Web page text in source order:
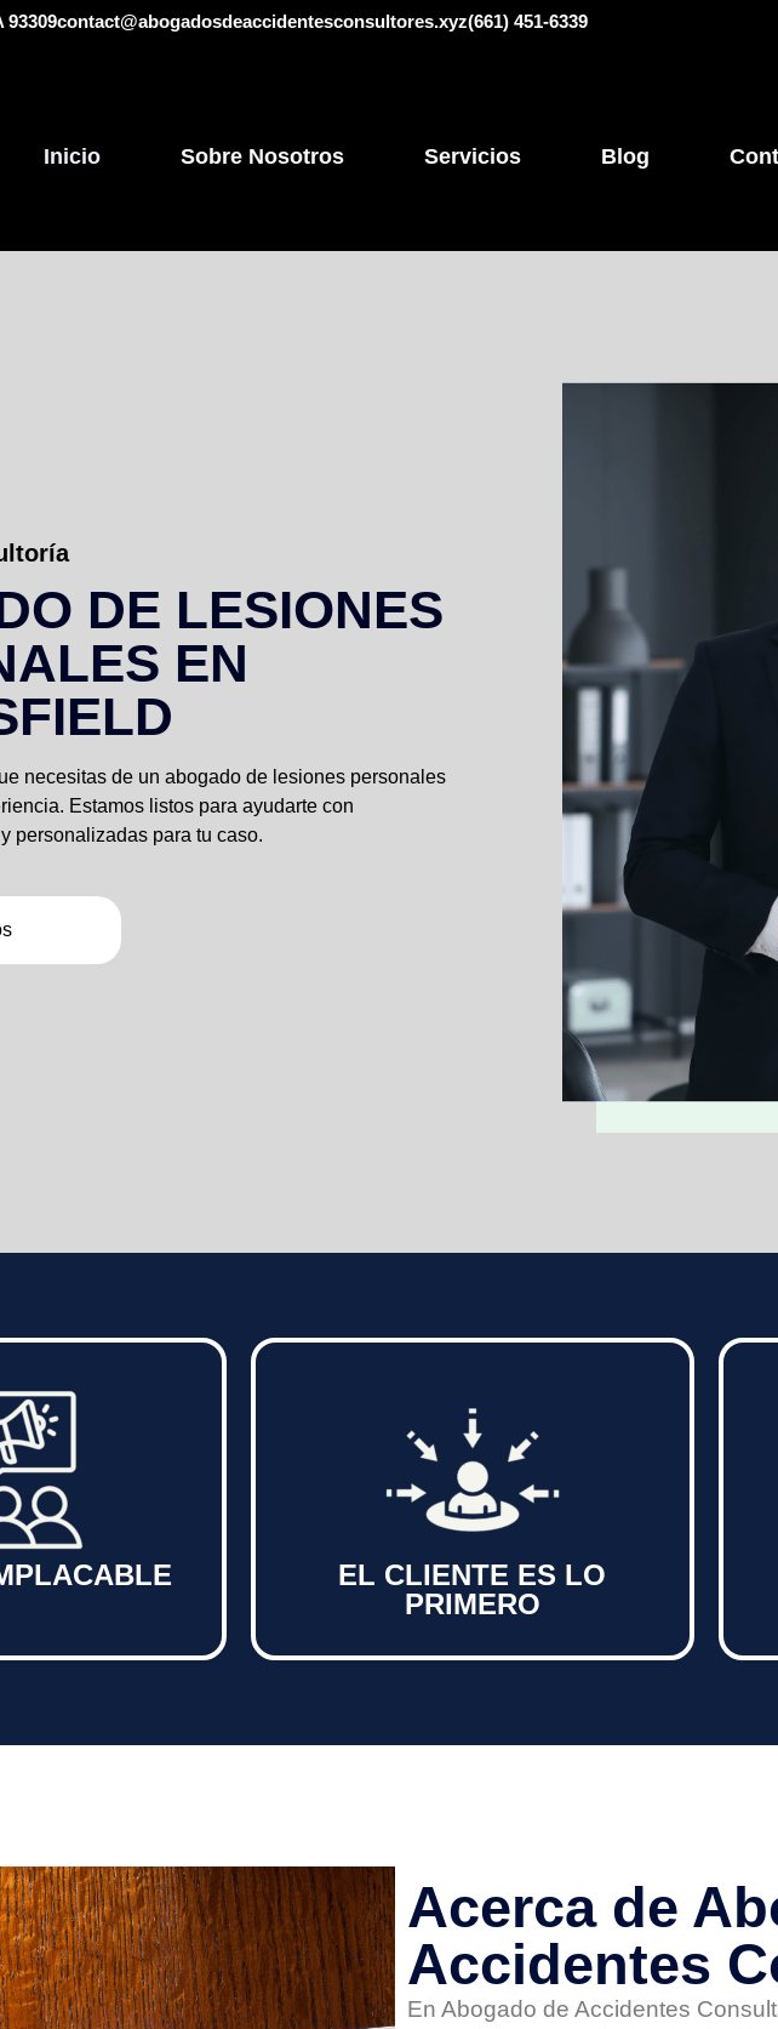
93309contact@abogadosdeaccidentesconsultores.xyz​​(661) 451-6339
Inicio Sobre Nosotros Servicios Blog
DE LESIONES
EN
necesitas de un abogado de lesiones personales
Estamos listos para ayudarte con
personalizadas para tu caso.
EL CLIENTE ES LO
PRIMERO
Acerca de
Accidentes
En Abogado de Accidentes